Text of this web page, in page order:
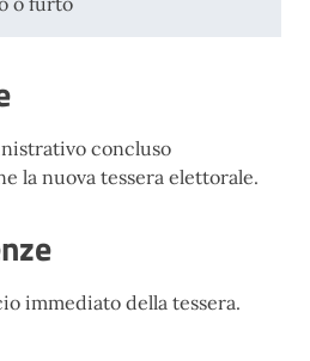
concluso
la nuova tessera elettorale.
immediato della tessera.